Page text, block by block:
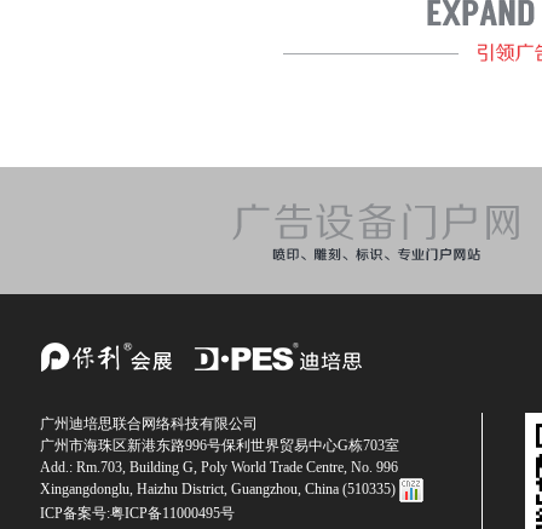
广州迪培思联合网络科技有限公司
广州市海珠区新港东路996号保利世界贸易中心G栋703室
Add.: Rm.703, Building G, Poly World Trade Centre, No. 996
Xingangdonglu, Haizhu District, Guangzhou, China (510335)
ICP备案号:粤ICP备11000495号